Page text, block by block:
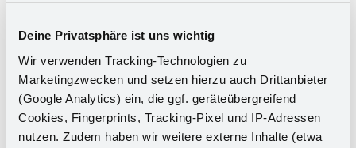
Deine Privatsphäre ist uns wichtig
Wir verwenden Tracking-Technologien zu
Marketingzwecken und setzen hierzu auch Drittanbieter
(Google Analytics) ein, die ggf. geräteübergreifend
Cookies, Fingerprints, Tracking-Pixel und IP-Adressen
nutzen. Zudem haben wir weitere externe Inhalte (etwa
dans le monde entier et emploie 3 500 personnes sur
à 695 millions d'euros. Avec une connexion entre
tradition et innovation, l'entreprise dirigée par Oliver
Kesseböhmer, troisième génération, ne cesse de
poser des jalons, tant au niveau des produits qu'au